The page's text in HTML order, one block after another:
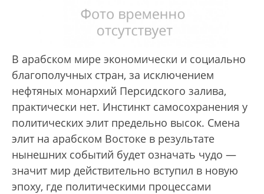
В арабском мире экономически и социально
благополучных стран, за исключением
нефтяных монархий Персидского залива,
практически нет. Инстинкт самосохранения у
политических элит предельно высок. Смена
элит на арабском Востоке в результате
нынешних событий будет означать чудо —
значит мир действительно вступил в новую
эпоху, где политическими процессами